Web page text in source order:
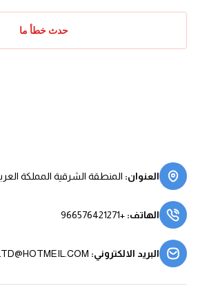
حدث خطأ ما
العنوان: المنطقة الشرقية المملكة
الهاتف:
+966576421271
البريد الالكتروني: